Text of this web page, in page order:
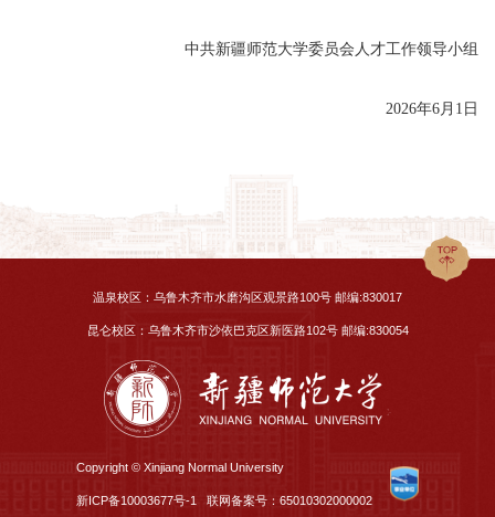
中共新疆师范大学委员会人才工作领导小组
2026年6月1日
温泉校区：乌鲁木齐市水磨沟区观景路100号 邮编:830017
昆仑校区：乌鲁木齐市沙依巴克区新医路102号 邮编:830054
Copyright © Xinjiang Normal University
新ICP备10003677号-1 联网备案号：65010302000002